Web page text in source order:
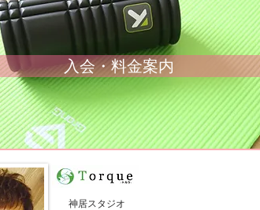
入会・料金案内
神居スタジオ